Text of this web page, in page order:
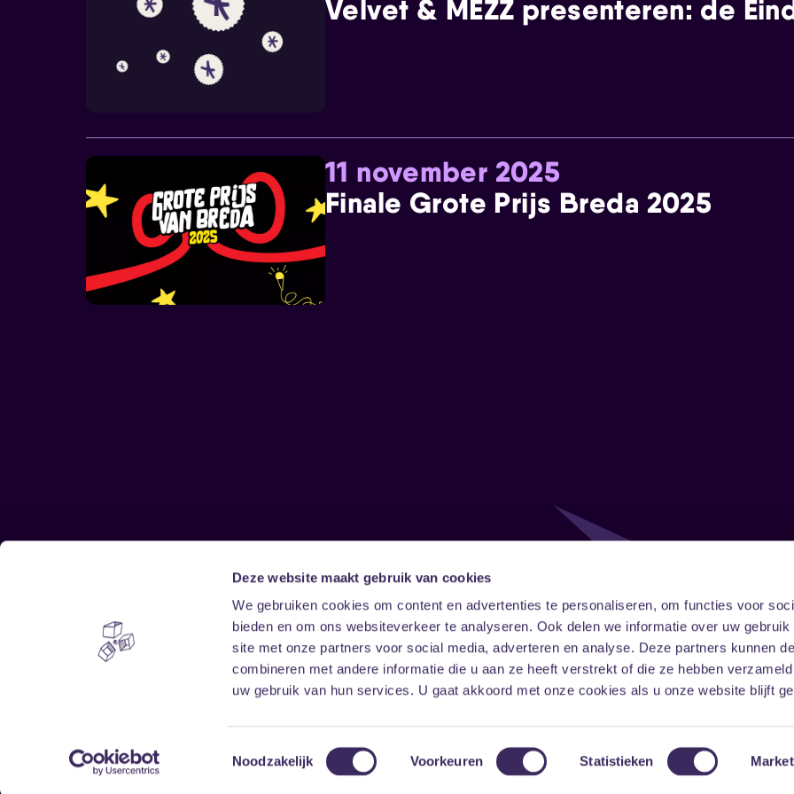
Deze website maakt gebruik van cookies
We gebruiken cookies om content en advertenties te personaliseren, om functies voor
bieden en om ons websiteverkeer te analyseren. Ook delen we informatie over uw gebruik
site met onze partners voor social media, adverteren en analyse. Deze partners kunnen
combineren met andere informatie die u aan ze heeft verstrekt of die ze hebben
uw gebruik van hun services. U gaat akkoord met onze cookies als u onze website blijft
Toestemmingsselectie
Noodzakelijk Voorkeuren Statistieken
Velvet & MEZZ presenteren: de
11 november 2025
Finale Grote Prijs Breda 2025
Home
Vrijwilligers
Disclaimer
Toegankelijkheid
Privacy & cookies
Follow
FacebookInstagramLinkedIn
Onze